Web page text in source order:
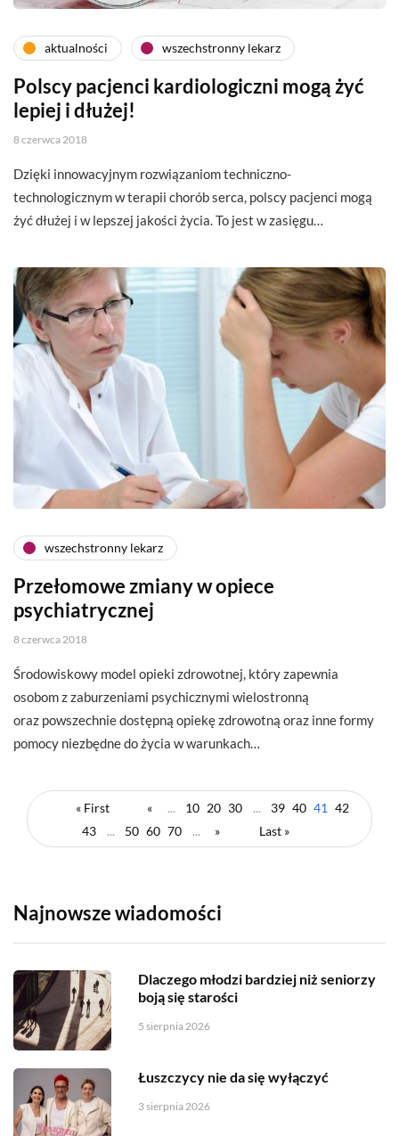
aktualności wszechstronny lekarz
Polscy pacjenci kardiologiczni mogą żyć
lepiej i dłużej!
8 czerwca 2018
Dzięki innowacyjnym rozwiązaniom techniczno-
technologicznym w terapii chorób serca, polscy pacjenci mogą
żyć dłużej i w lepszej jakości życia. To jest w zasięgu…
wszechstronny lekarz
Przełomowe zmiany w opiece
psychiatrycznej
8 czerwca 2018
Środowiskowy model opieki zdrowotnej, który zapewnia
osobom z zaburzeniami psychicznymi wielostronną
oraz powszechnie dostępną opiekę zdrowotną oraz inne formy
pomocy niezbędne do życia w warunkach…
« First « ... 10 20 30 ... 39 40 41 42
43
... 50 60 70 ... » Last »
Najnowsze wiadomości
Dlaczego młodzi bardziej niż seniorzy
boją się starości
5 sierpnia 2026
Łuszczycy nie da się wyłączyć
3 sierpnia 2026